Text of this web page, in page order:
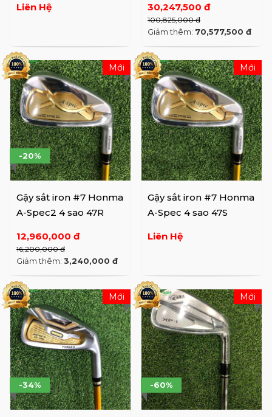
Liên Hệ 30,247,500 đ
100,825,000 đ
Giảm thêm: 70,577,500 đ
Gậy sắt iron #7 Honma
A-Spec2 4 sao 47R
12,960,000 đ
16,200,000 đ
-20%
Giảm thêm: 3,240,000 đ
Mới
Gậy sắt iron #7 Honma
A-Spec 4 sao 47S
Liên Hệ
Mới
-34%
Mới
-60%
Mới